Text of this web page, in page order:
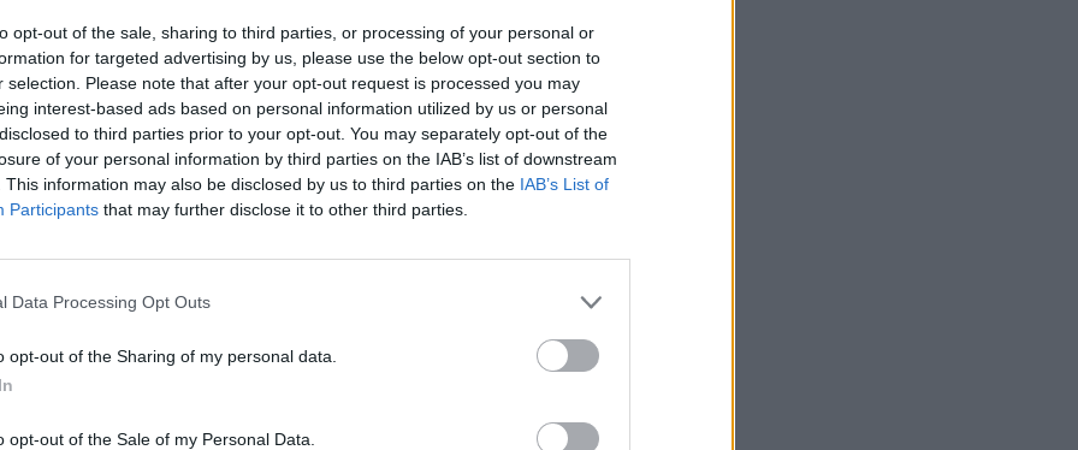
opt-out of the sale, sharing to third parties, or processing of your personal or
for targeted advertising by us, please use the below opt-out section to
selection. Please note that after your opt-out request is processed you may
interest-based ads based on personal information utilized by us or personal
to third parties prior to your opt-out. You may separately opt-out of the
of your personal information by third parties on the IAB’s list of downstream
This information may also be disclosed by us to third parties on the IAB’s List of
Participants that may further disclose it to other third parties.
Data Processing Opt Outs
opt-out of the Sharing of my personal data.
opt-out of the Sale of my Personal Data.